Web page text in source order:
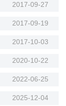
2017-09-27
2017-09-19
2017-10-03
2020-10-22
2022-06-25
2025-12-04